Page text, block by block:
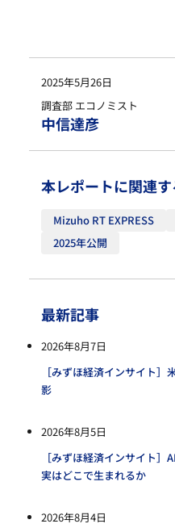
最新記事
2026年8月7日
［みずほ経済インサイト
影
2026年8月5日
［みずほ経済インサイト
実はどこで生まれるか
2026年8月4日
2025年5月26日
調査部 エコノミスト
中信達彦
本レポートに関連
Mizuho RT EXPRESS
2025年公開